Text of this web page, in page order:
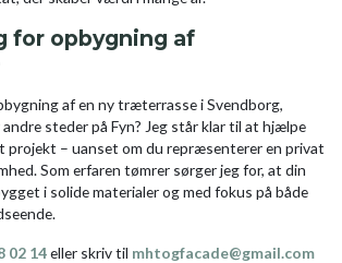
for opbygning af
af en ny træterrasse i Svendborg,
andre steder på Fyn? Jeg står klar til at hjælpe
– uanset om du repræsenterer en privat
Som erfaren tømrer sørger jeg for, at din
i solide materialer og med fokus på både
02 14eller skriv til mhtogfacade@gmail.com